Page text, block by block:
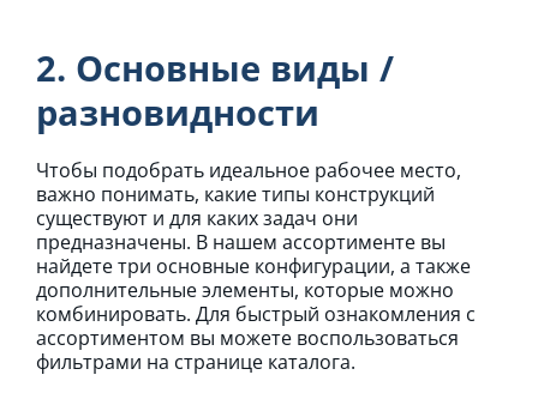
2. Основные виды /
разновидности
Чтобы подобрать идеальное рабочее место,
важно понимать, какие типы конструкций
существуют и для каких задач они
предназначены. В нашем ассортименте вы
найдете три основные конфигурации, а также
дополнительные элементы, которые можно
комбинировать. Для быстрый ознакомления с
ассортиментом вы можете воспользоваться
фильтрами на странице каталога.